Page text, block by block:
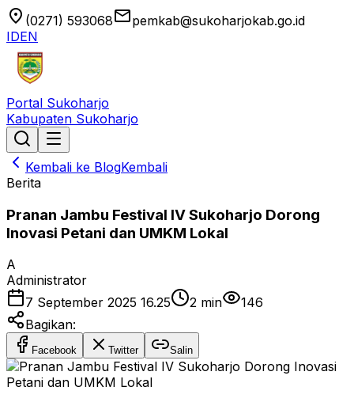
location_on (0271) 593068emailpemkab@sukoharjokab.go.id
IDEN
Portal Sukoharjo
Kabupaten Sukoharjo
Kembali ke BlogKembali
Berita
Pranan Jambu Festival IV Sukoharjo Dorong
Inovasi Petani dan UMKM Lokal
A
Administrator
7 September 2025 16.25
2 min
146
Bagikan:
Facebook Twitter Salin